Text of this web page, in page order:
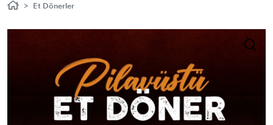
Et Dönerler